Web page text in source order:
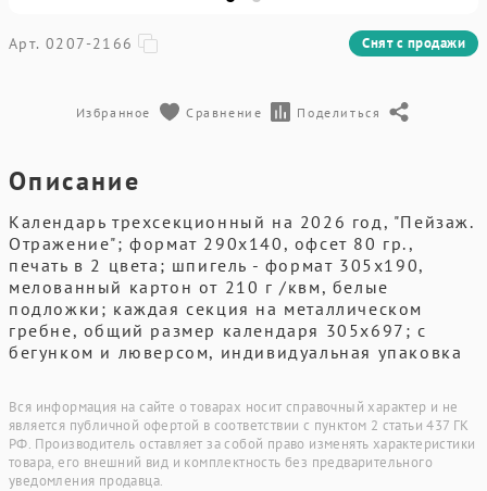
Арт. 0207-2166 Снят с продажи
Избранное Сравнение Поделиться
Описание
Календарь трехсекционный на 2026 год, "Пейзаж.
Отражение"; формат 290х140, офсет 80 гр.,
печать в 2 цвета; шпигель - формат 305х190,
мелованный картон от 210 г /квм, белые
подложки; каждая секция на металлическом
гребне, общий размер календаря 305х697; с
бегунком и люверсом, индивидуальная упаковка
Вся информация на сайте о товарах носит справочный характер и не
является публичной офертой в соответствии с пунктом 2 статьи 437 ГК
РФ. Производитель оставляет за собой право изменять характеристики
товара, его внешний вид и комплектность без предварительного
уведомления продавца.